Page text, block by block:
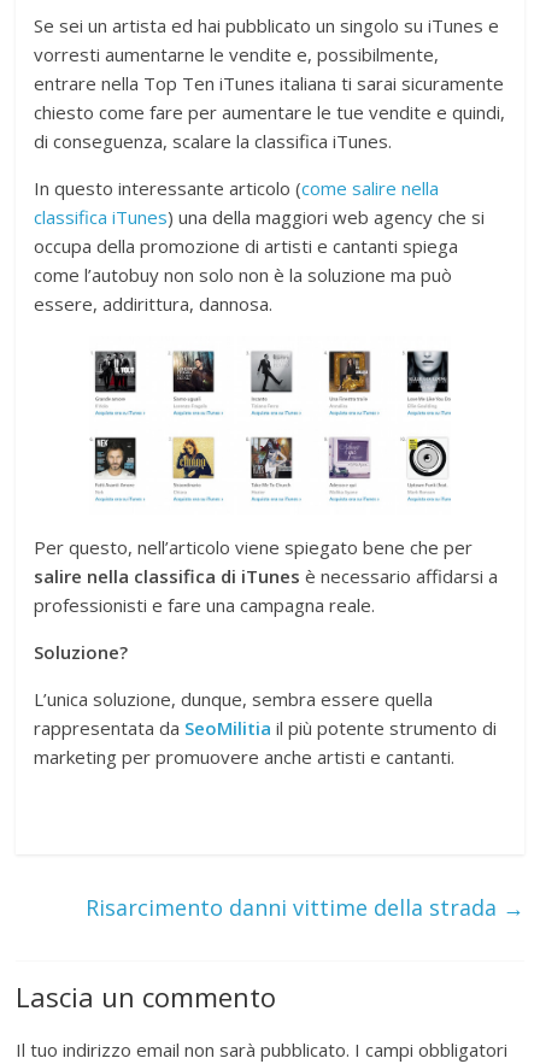
Se sei un artista ed hai pubblicato un singolo su iTunes e
vorresti aumentarne le vendite e, possibilmente,
entrare nella Top Ten iTunes italiana ti sarai sicuramente
chiesto come fare per aumentare le tue vendite e quindi,
di conseguenza, scalare la classifica iTunes.
In questo interessante articolo (come salire nella
classifica iTunes) una della maggiori web agency che si
occupa della promozione di artisti e cantanti spiega
come l’autobuy non solo non è la soluzione ma può
essere, addirittura, dannosa.
Per questo, nell’articolo viene spiegato bene che per
salire nella classifica di iTunesè necessario affidarsi a
professionisti e fare una campagna reale.
Soluzione?
L’unica soluzione, dunque, sembra essere quella
rappresentata da SeoMilitia il più potente strumento di
marketing per promuovere anche artisti e cantanti.
Risarcimento danni vittime della strada →
Lascia un commento
Il tuo indirizzo email non sarà pubblicato. I campi obbligatori